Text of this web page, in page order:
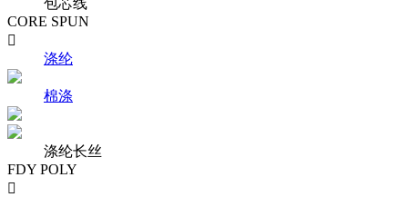
包芯线
CORE SPUN

涤纶
棉涤
涤纶长丝
FDY POLY
